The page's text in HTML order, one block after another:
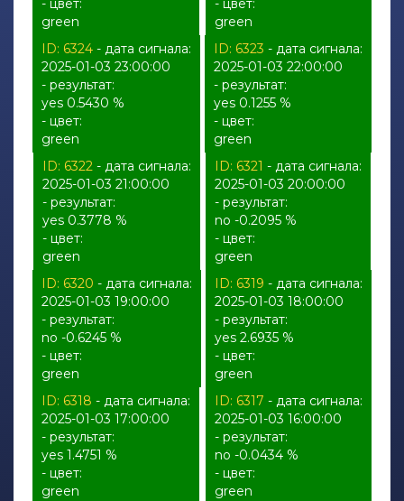
- цвет:
green
- цвет:
green
ID: 6324- дата сигнала:
2025-01-03 23:00:00
- результат:
yes 0.5430 %
- цвет:
green
ID: 6323 - дата сигнала:
2025-01-03 22:00:00
- результат:
yes 0.1255 %
- цвет:
green
ID: 6322- дата сигнала:
2025-01-03 21:00:00
- результат:
yes 0.3778 %
- цвет:
green
ID: 6321 - дата сигнала:
2025-01-03 20:00:00
- результат:
no -0.2095 %
- цвет:
green
ID: 6320 - дата сигнала:
2025-01-03 19:00:00
- результат:
no -0.6245 %
- цвет:
green
ID: 6319 - дата сигнала:
2025-01-03 18:00:00
- результат:
yes 2.6935 %
- цвет:
green
ID: 6318 - дата сигнала:
2025-01-03 17:00:00
- результат:
yes 1.4751 %
- цвет:
green
ID: 6317 - дата сигнала:
2025-01-03 16:00:00
- результат:
no -0.0434 %
- цвет:
green